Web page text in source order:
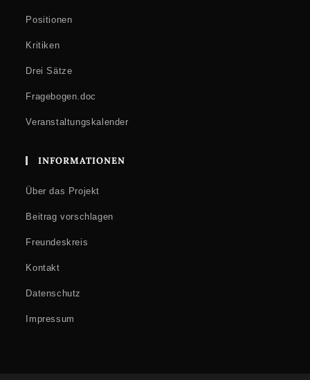
Positionen
Kritiken
Drei Sätze
Fragebogen.doc
Veranstaltungskalender
INFORMATIONEN
Über das Projekt
Beitrag vorschlagen
Freundeskreis
Kontakt
Datenschutz
Impressum